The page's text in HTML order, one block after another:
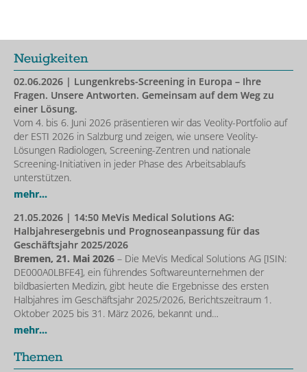
Neuigkeiten
02.06.2026 | Lungenkrebs-Screening in Europa – Ihre
Fragen. Unsere Antworten. Gemeinsam auf dem Weg zu
einer Lösung.
Vom 4. bis 6. Juni 2026 präsentieren wir das Veolity-Portfolio auf
der ESTI 2026 in Salzburg und zeigen, wie unsere Veolity-
Lösungen Radiologen, Screening-Zentren und nationale
Screening-Initiativen in jeder Phase des Arbeitsablaufs
unterstützen.
mehr...
21.05.2026 | 14:50 MeVis Medical Solutions AG:
Halbjahresergebnis und Prognoseanpassung für das
Geschäftsjahr 2025/2026
Bremen, 21. Mai 2026 – Die MeVis Medical Solutions AG [ISIN:
DE000A0LBFE4], ein führendes Softwareunternehmen der
bildbasierten Medizin, gibt heute die Ergebnisse des ersten
Halbjahres im Geschäftsjahr 2025/2026, Berichtszeitraum 1.
Oktober 2025 bis 31. März 2026, bekannt und…
mehr...
Themen